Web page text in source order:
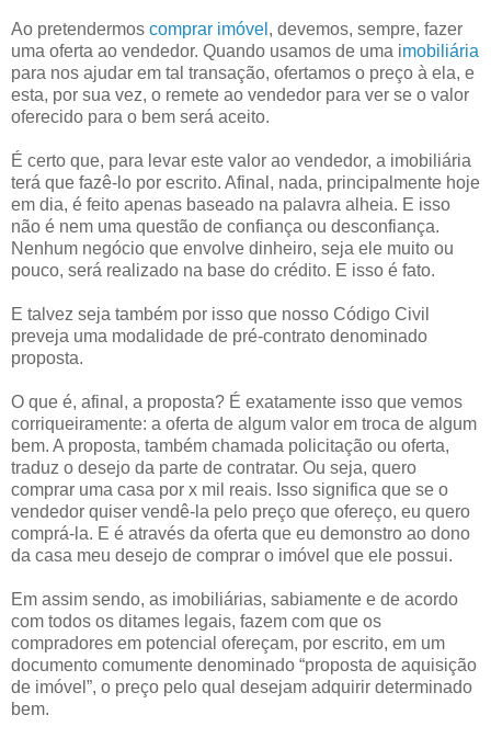
Ao pretendermos comprar imóvel , devemos, sempre, fazer
uma oferta ao vendedor. Quando usamos de uma imobiliária
para nos ajudar em tal transação, ofertamos o preço à ela, e
esta, por sua vez, o remete ao vendedor para ver se o valor
oferecido para o bem será aceito.
É certo que, para levar este valor ao vendedor, a imobiliária
terá que fazê-lo por escrito. Afinal, nada, principalmente hoje
em dia, é feito apenas baseado na palavra alheia. E isso
não é nem uma questão de confiança ou desconfiança.
Nenhum negócio que envolve dinheiro, seja ele muito ou
pouco, será realizado na base do crédito. E isso é fato.
E talvez seja também por isso que nosso Código Civil
preveja uma modalidade de pré-contrato denominado
proposta.
O que é, afinal, a proposta? É exatamente isso que vemos
corriqueiramente: a oferta de algum valor em troca de algum
bem. A proposta, também chamada policitação ou oferta,
traduz o desejo da parte de contratar. Ou seja, quero
comprar uma casa por x mil reais. Isso significa que se o
vendedor quiser vendê-la pelo preço que ofereço, eu quero
comprá-la. E é através da oferta que eu demonstro ao dono
da casa meu desejo de comprar o imóvel que ele possui.
Em assim sendo, as imobiliárias, sabiamente e de acordo
com todos os ditames legais, fazem com que os
compradores em potencial ofereçam, por escrito, em um
documento comumente denominado “proposta de aquisição
de imóvel”, o preço pelo qual desejam adquirir determinado
bem.